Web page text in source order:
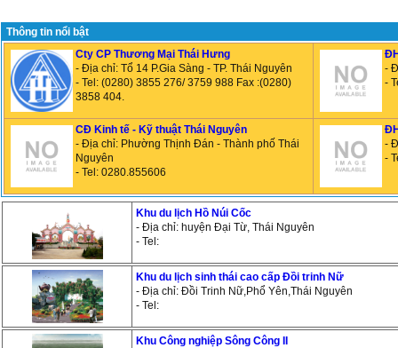
Thông tin nổi bật
Cty CP Thương Mại Thái Hưng
- Địa chỉ: Tổ 14 P.Gia Sàng - TP. Thái Nguyên
- Tel: (0280) 3855 276/ 3759 988 Fax :(0280)
3858 404.
-
-
CĐ Kinh tế - Kỹ thuật Thái Nguyên
- Địa chỉ: Phường Thịnh Đán - Thành phố Thái
Nguyên
- Tel: 0280.855606
-
-
Khu du lịch Hồ Núi Cốc
- Địa chỉ: huyện Đại Từ, Thái Nguyên
- Tel:
Khu du lịch sinh thái cao cấp Đồi trinh Nữ
- Địa chỉ: Đồi Trinh Nữ,Phổ Yên,Thái Nguyên
- Tel:
Khu Công nghiệp Sông Công II